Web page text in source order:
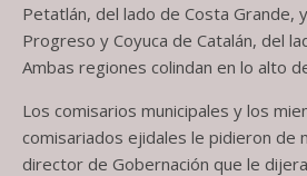
Petatlán, del lado de Costa Grande,
Progreso y Coyuca de Catalán, del
Ambas regiones colindan en lo alto
Los comisarios municipales y los
comisariados ejidales le pidieron de
director de Gobernación que le